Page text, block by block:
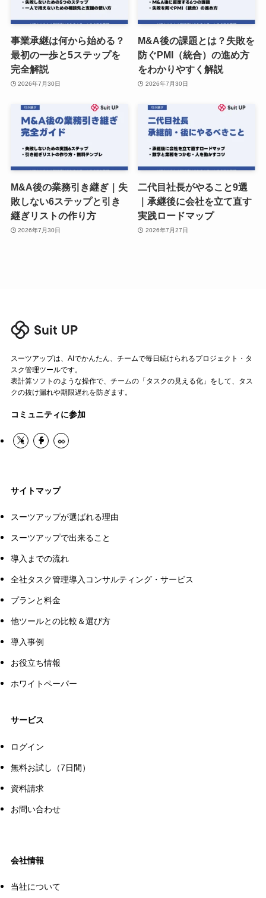
事業承継は何から始める？
最初の一歩と5ステップを
完全解説
2026年7月30日
M&A後の課題とは？失敗を
防ぐPMI（統合）の進め方
をわかりやすく解説
2026年7月30日
M&A後の業務引き継ぎ｜失
敗しない6ステップと引き
継ぎリストの作り方
2026年7月30日
二代目社長がやること9選
｜承継後に会社を立て直す
実践ロードマップ
2026年7月27日
スーツアップは、AIでかんたん、チームで毎日続けられるプロジェクト・タ
スク管理ツールです。
表計算ソフトのような操作で、チームの「タスクの見える化」をして、タス
クの抜け漏れや期限遅れを防ぎます。
コミュニティに参加
サイトマップ
スーツアップが選ばれる理由
スーツアップで出来ること
導入までの流れ
全社タスク管理導入コンサルティング・サービス
プランと料金
他ツールとの比較＆選び方
導入事例
お役立ち情報
ホワイトペーパー
サービス
ログイン
無料お試し（7日間）
資料請求
お問い合わせ
会社情報
当社について